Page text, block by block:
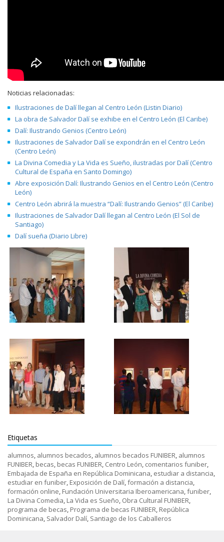
Noticias relacionadas:
Ilustraciones de Dalí llegan al Centro León (Listin Diario)
La obra de Salvador Dalí se exhibe en el Centro León (El Caribe)
Dalí: Ilustrando Genios (Centro León)
Ilustraciones de Salvador Dalí se expondrán en el Centro León
(Centro León)
La Divina Comedia y La Vida es Sueño, ilustradas por Dalí (Centro
Cultural de España en Santo Domingo)
Abre exposición Dalí: Ilustrando Genios en el Centro León (Centro
León)
Centro León abrirá la muestra “Dalí: Ilustrando Genios” (El Caribe)
Ilustraciones de Salvador Dalí llegan al Centro León (El Sol de
Santiago)
Dalí sueña (Diario Libre)
Etiquetas
alumnos, alumnos becados, alumnos becados FUNIBER, alumnos
FUNIBER, becas, becas FUNIBER, Centro León, comentarios funiber,
Embajada de España en República Dominicana, estudiar a distancia,
estudiar en funiber, Exposición de Dalí,formación a distancia,
formación online, Fundación Universitaria Iberoamericana,funiber,
La Divina Comedia, La Vida es Sueño, Obra Cultural FUNIBER,
programa de becas, Programa de becas FUNIBER, República
Dominicana, Salvador Dalí, Santiago de los Caballeros